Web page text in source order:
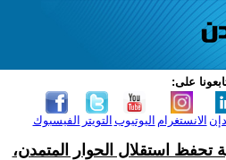
على:
الفيسبوك التويتر اليوتيوب الانستغرام
تحفظ استقلال الحوار المتمدن،